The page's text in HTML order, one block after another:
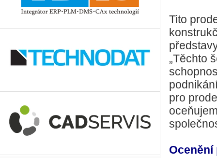
Tito
„Těchto
pro
Ocenění